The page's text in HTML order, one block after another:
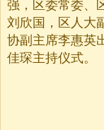
强，区委常委、
刘欣国，区人大
协副主席李惠英
佳琛主持仪式。